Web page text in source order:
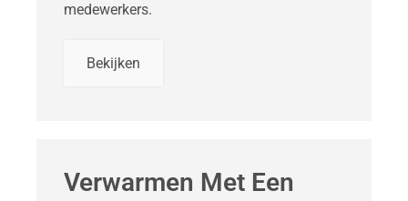
medewerkers.
Bekijken
Verwarmen Met Een